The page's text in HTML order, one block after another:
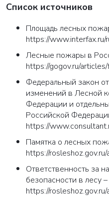
Список источников
Площадь лесных
https://
Лесные пожары в
https://gogov.ru/
Федеральный закон
изменений в Лесной
Федерации и
Российской
https://
Памятка о лесных
https://
Ответственность за
безопасности в лесу –
https://